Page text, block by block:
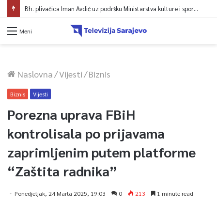
Bh. plivačica Iman Avdić uz podršku Ministarstva kulture i sporta KS kreće na Evropsko prvenstvo i Mediteranske igre
Meni
Naslovna/Vijesti/Biznis
Biznis Vijesti
Porezna uprava FBiH
kontrolisala po prijavama
zaprimljenim putem platforme
“Zaštita radnika”
Ponedjeljak, 24 Marta 2025, 19:03 0 213 1 minute read